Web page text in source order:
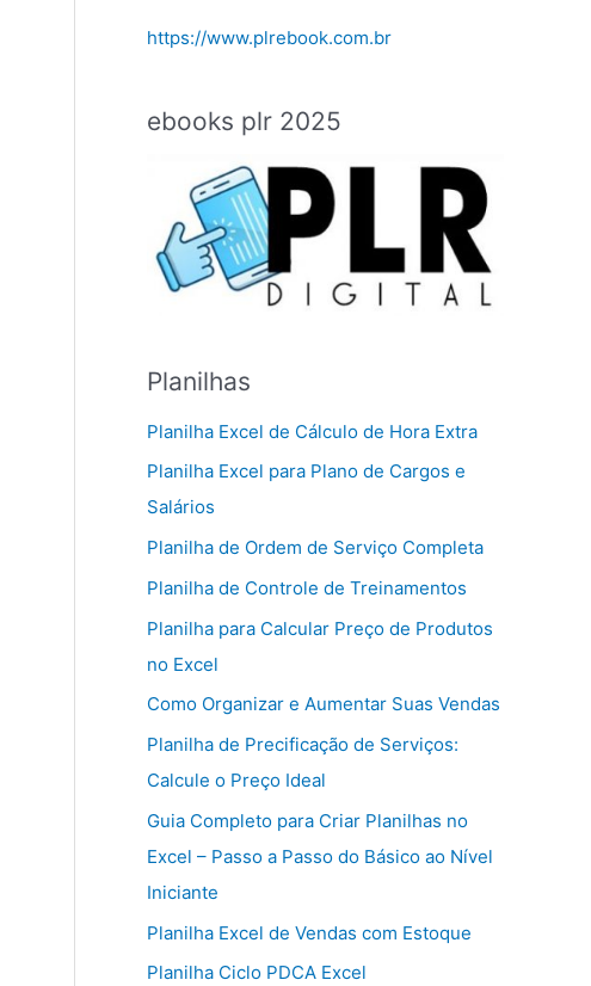
https://www.plrebook.com.br
ebooks plr 2025
Planilhas
Planilha Excel de Cálculo de Hora Extra
Planilha Excel para Plano de Cargos e
Salários
Planilha de Ordem de Serviço Completa
Planilha de Controle de Treinamentos
Planilha para Calcular Preço de Produtos
no Excel
Como Organizar e Aumentar Suas Vendas
Planilha de Precificação de Serviços:
Calcule o Preço Ideal
Guia Completo para Criar Planilhas no
Excel – Passo a Passo do Básico ao Nível
Iniciante
Planilha Excel de Vendas com Estoque
Planilha Ciclo PDCA Excel